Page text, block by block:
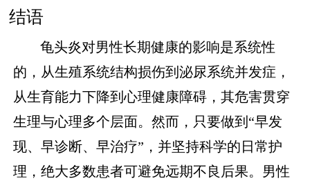
结语
龟头炎对男性长期健康的影响是系统性
的，从生殖系统结构损伤到泌尿系统并发症，
从生育能力下降到心理健康障碍，其危害贯穿
生理与心理多个层面。然而，只要做到“早发
现、早诊断、早治疗”，并坚持科学的日常护
理，绝大多数患者可避免远期不良后果。男性